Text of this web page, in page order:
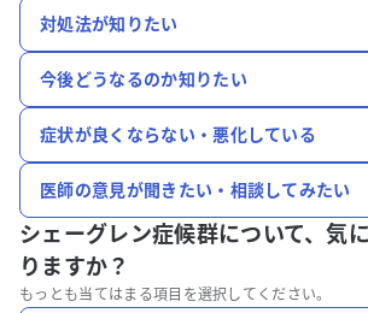
対処法が知りたい
今後どうなるのか知りたい
症状が良くならない・悪化している
医師の意見が聞きたい・相談してみたい
シェーグレン症候群について、気
りますか？
もっとも当てはまる項目を選択してください。